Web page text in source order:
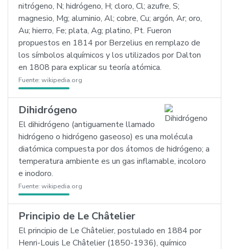
nitrógeno, N; hidrógeno, H; cloro, Cl; azufre, S;
magnesio, Mg; aluminio, Al; cobre, Cu; argón, Ar; oro,
Au; hierro, Fe; plata, Ag; platino, Pt. Fueron
propuestos en 1814 por Berzelius en remplazo de
los símbolos alquímicos y los utilizados por Dalton
en 1808 para explicar su teoría atómica.
Fuente: wikipedia.org
Dihidrógeno
El dihidrógeno (antiguamente llamado
hidrógeno o hidrógeno gaseoso) es una molécula
diatómica compuesta por dos átomos de hidrógeno; a
temperatura ambiente es un gas inflamable, incoloro
e inodoro.
Fuente: wikipedia.org
Principio de Le Châtelier
El principio de Le Châtelier, postulado en 1884 por
Henri-Louis Le Châtelier (1850-1936), químico